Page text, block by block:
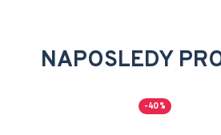
NAPOSLEDY
-40 %